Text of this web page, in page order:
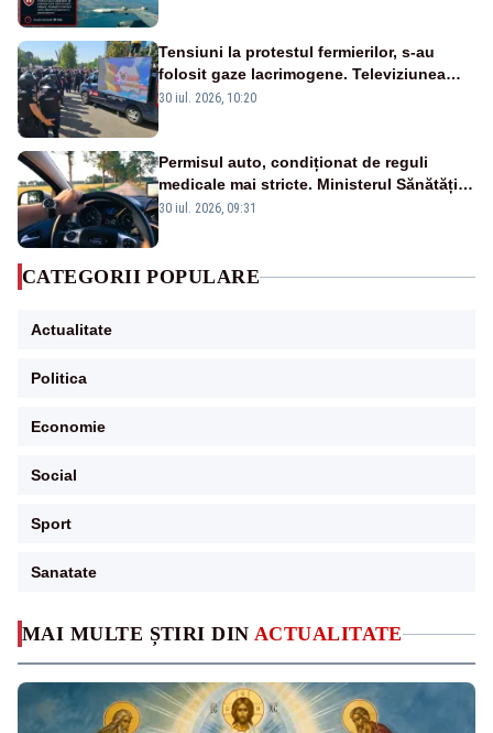
MAI MULTE ȘTIRI DIN ACTUALITATE
Tensiuni la protestul fermierilor, s-au
folosit gaze lacrimogene. Televiziunea
Poporului face apel la calm – LIVE TEXT
30 iul. 2026, 10:20
Permisul auto, condiționat de reguli
medicale mai stricte. Ministerul Sănătății
propune schimbări majore
30 iul. 2026, 09:31
CATEGORII POPULARE
Actualitate
Politica
Economie
Social
Sport
Sanatate